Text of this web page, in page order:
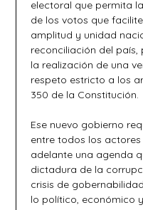
electoral que permita
de los votos que
amplitud y unidad
reconciliación del
la realización de una
respeto estricto a los
350 de la Constitución.
Ese nuevo gobierno
entre todos los
adelante una agenda
dictadura de la
crisis de
lo político, económico